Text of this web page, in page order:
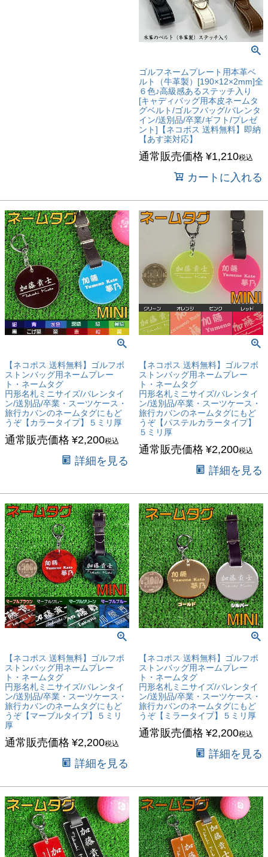
ゴルフネームプレート用本革ベ
ルト（牛革製）[190×12×2mm]全
６色♪高級感あるステッチ入り
[キャディバッグ用本皮ネームタ
グベルト/ゴルフバッグ/バレンタ
イン/送別品/卒業/ギフト/プレゼ
ント]【ネコポス 送料無料】即納
【あす楽対応】
通常販売価格 ¥1,210税込
カートに入れる
【ネコポス 送料無料】ゴルフボ
ストンバッグ用ネームプレー
ト・ネームタグ
円形名札ミニサイズ/バレンタイ
ン/送別品/卒業・スーツケース・
旅行カバンのネームタグにもど
うぞ【カラータイプ】５ミリ厚
通常販売価格 ¥2,200税込
詳細を見る
【ネコポス 送料無料】ゴルフボ
ストンバッグ用ネームプレー
ト・ネームタグ
円形名札ミニサイズ/バレンタイ
ン/送別品/卒業・スーツケース・
旅行カバンのネームタグにもど
うぞ【パステルカラータイプ】
５ミリ厚
通常販売価格 ¥2,200税込
詳細を見る
【ネコポス 送料無料】ゴルフボ
ストンバッグ用ネームプレー
ト・ネームタグ
円形名札ミニサイズ/バレンタイ
ン/送別品/卒業・スーツケース・
旅行カバンのネームタグにもど
うぞ【マーブルタイプ】５ミリ
厚
通常販売価格 ¥2,200税込
詳細を見る
【ネコポス 送料無料】ゴルフボ
ストンバッグ用ネームプレー
ト・ネームタグ
円形名札ミニサイズ/バレンタイ
ン/送別品/卒業・スーツケース・
旅行カバンのネームタグにもど
うぞ【ミラータイプ】５ミリ厚
通常販売価格 ¥2,200税込
詳細を見る